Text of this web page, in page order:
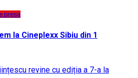
presa
la Cineplexx Sibiu din 1